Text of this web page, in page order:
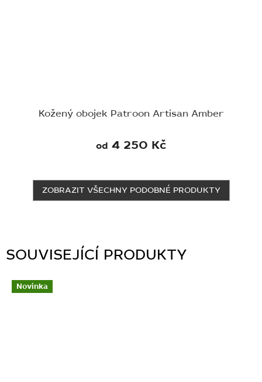
SOUVISEJÍCÍ PRODUKTY
Novinka
Kožený obojek Patroon Artisan Amber
od 4 250 Kč
ZOBRAZIT VŠECHNY PODOBNÉ PRODUKTY